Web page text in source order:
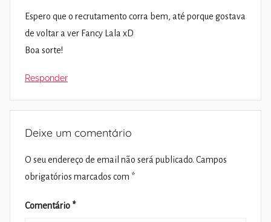
Espero que o recrutamento corra bem, até porque gostava
de voltar a ver Fancy Lala xD
Boa sorte!
Responder
Deixe um comentário
O seu endereço de email não será publicado. Campos
obrigatórios marcados com *
Comentário *